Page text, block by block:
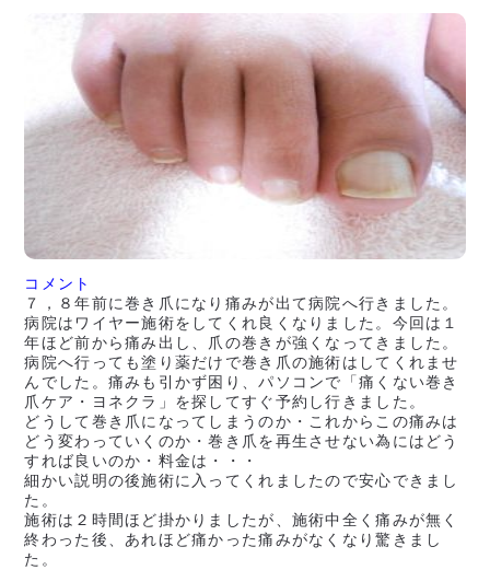
コメント
７，８年前に巻き爪になり痛みが出て病院へ行きました。
病院はワイヤー施術をしてくれ良くなりました。今回は１
年ほど前から痛み出し、爪の巻きが強くなってきました。
病院へ行っても塗り薬だけで巻き爪の施術はしてくれませ
んでした。痛みも引かず困り、パソコンで「痛くない巻き
爪ケア・ヨネクラ」を探してすぐ予約し行きました。
どうして巻き爪になってしまうのか・これからこの痛みは
どう変わっていくのか・巻き爪を再生させない為にはどう
すれば良いのか・料金は・・・
細かい説明の後施術に入ってくれましたので安心できまし
た。
施術は２時間ほど掛かりましたが、施術中全く痛みが無く
終わった後、あれほど痛かった痛みがなくなり驚きまし
た。